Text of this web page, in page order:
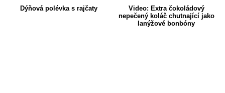
Dýňová polévka s rajčaty
Video: Extra čokoládový
nepečený koláč chutnající jako
lanýžové bonbóny